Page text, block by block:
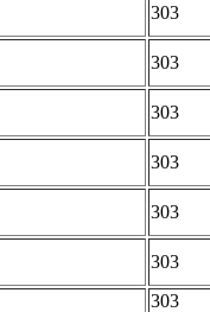
303
303
303
303
303
303
303